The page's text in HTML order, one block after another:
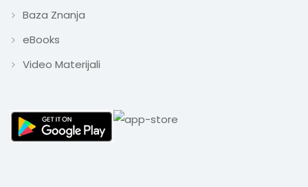
Baza Znanja
eBooks
Video Materijali